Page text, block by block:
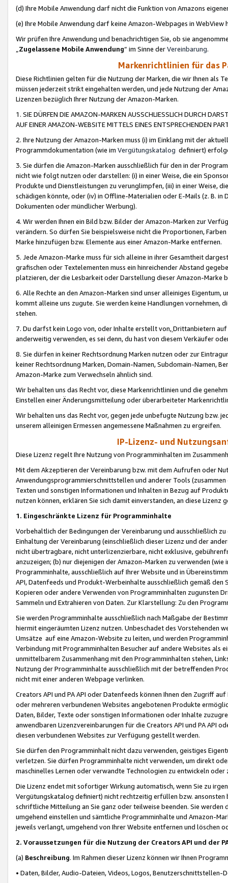
(d) Ihre Mobile Anwendung darf nicht die Funktion von Amazons
(e) Ihre Mobile Anwendung darf keine Amazon-Webpages in WebView
Wir prüfen Ihre Anwendung und benachrichtigen Sie, ob sie
„Zugelassene Mobile Anwendung“ im Sinne derVereinbarung.
Markenrichtlinien für das
Diese Richtlinien gelten für die Nutzung der Marken, die wir Ihnen als
müssen jederzeit strikt eingehalten werden, und jede Nutzung der
Lizenzen bezüglich Ihrer Nutzung der Amazon-Marken.
1. SIE DÜRFEN DIE AMAZON-MARKEN AUSSCHLIESSLICH DURCH
AUF EINER AMAZON-WEBSITE MITTELS EINES ENTSPRECHENDEN
2. Ihre Nutzung der Amazon-Marken muss (i) im Einklang mit der
Programmdokumentation (wie im Vergütungskatalog definiert)
3. Sie dürfen die Amazon-Marken ausschließlich für den in der
nicht wie folgt nutzen oder darstellen: (i) in einer Weise, die ein
Produkte und Dienstleistungen zu verunglimpfen, (iii) in einer Weise,
schädigen könnte, oder (iv) in Offline-Materialien oder E-Mails (z. B. in
Dokumenten oder mündlicher Werbung).
4. Wir werden Ihnen ein Bild bzw. Bilder der Amazon-Marken zur
verändern. So dürfen Sie beispielsweise nicht die Proportionen,
Marke hinzufügen bzw. Elemente aus einer Amazon-Marke entfernen.
5. Jede Amazon-Marke muss für sich alleine in ihrer Gesamtheit
grafischen oder Textelementen muss ein hinreichender Abstand
platzieren, der die Lesbarkeit oder Darstellung dieser Amazon-Marke
6. Alle Rechte an den Amazon-Marken sind unser alleiniges
kommt alleine uns zugute. Sie werden keine Handlungen vornehmen,
stehen.
7. Du darfst kein Logo von, oder Inhalte erstellt von,Drittanbietern auf
anderweitig verwenden, es sei denn, du hast von diesem Verkäufer
8. Sie dürfen in keiner Rechtsordnung Marken nutzen oder zur
keiner Rechtsordnung Marken, Domain-Namen, Subdomain-Namen,
Amazon-Marke zum Verwechseln ähnlich sind.
Wir behalten uns das Recht vor, diese Markenrichtlinien und die
Einstellen einer Änderungsmitteilung oder überarbeiteter
Wir behalten uns das Recht vor, gegen jede unbefugte Nutzung bzw.
unserem alleinigen Ermessen angemessene Maßnahmen zu ergreifen.
IP-Lizenz- und
Diese Lizenz regelt Ihre Nutzung von Programminhalten im
Mit dem Akzeptieren der Vereinbarung bzw. mit dem Aufrufen oder
Anwendungsprogrammierschnittstellen und anderer Tools (zusammen
Texten und sonstigen Informationen und Inhalten in Bezug auf
nutzen können, erklären Sie sich damit einverstanden, an diese Lizenz
1. Eingeschränkte Lizenz für Programminhalte
Vorbehaltlich der Bedingungen der Vereinbarung und ausschließlich
Einhaltung der Vereinbarung (einschließlich dieser Lizenz und der
nicht übertragbare, nicht unterlizenzierbare, nicht exklusive,
anzuzeigen; (b) nur diejenigen der Amazon-Marken zu verwenden
Programminhalte, ausschließlich auf Ihrer Website und in
API, Datenfeeds und Produkt-Werbeinhalte ausschließlich gemäß
Kopieren oder andere Verwenden von Programminhalten zugunsten
Sammeln und Extrahieren von Daten. Zur Klarstellung: Zu den
Sie werden Programminhalte ausschließlich nach Maßgabe der
hiermit eingeräumten Lizenz nutzen. Unbeschadet des Vorstehenden
Umsätze auf eine Amazon-Website zu leiten, und werden
Verbindung mit Programminhalten Besucher auf andere Websites als
unmittelbarem Zusammenhang mit den Programminhalten stehen,
Nutzung der Programminhalte ausschließlich mit der betreffenden
nicht mit einer anderen Webpage verlinken.
Creators API und PA API oder Datenfeeds können Ihnen den Zugriff
oder mehreren verbundenen Websites angebotenen Produkte
Daten, Bilder, Texte oder sonstigen Informationen oder Inhalte
anwendbaren Lizenzvereinbarungen für die Creators API und PA API
diesen verbundenen Websites zur Verfügung gestellt werden.
Sie dürfen den Programminhalt nicht dazu verwenden, geistiges
verletzen. Sie dürfen Programminhalte nicht verwenden, um direkt
maschinelles Lernen oder verwandte Technologien zu entwickeln
Die Lizenz endet mit sofortiger Wirkung automatisch, wenn Sie zu
Vergütungskatalog definiert) nicht rechtzeitig erfüllen bzw. ansonsten
schriftliche Mitteilung an Sie ganz oder teilweise beenden. Sie werden
umgehend einstellen und sämtliche Programminhalte und Amazon-
jeweils verlangt, umgehend von Ihrer Website entfernen und löschen
2. Voraussetzungen für die Nutzung der Creators API und der
(a) Beschreibung. Im Rahmen dieser Lizenz können wir Ihnen
• Daten, Bilder, Audio-Dateien, Videos, Logos, Benutzerschnittstellen-